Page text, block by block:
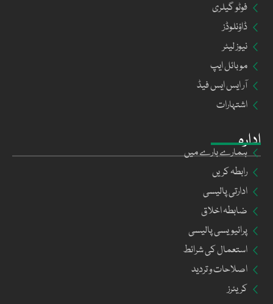
ادارہ
ہمارے بارے میں
رابطہ کریں
ادارتی پالیسی
ضابطہ اخلاق
پرائیویسی پالیسی
استعمال کی شرائط
اصلاحات و تردید
کریئرز
فوٹو گیلری
ڈاؤنلوڈز
نیوز لیٹر
موبائل ایپ
آر ایس ایس فیڈ
اشتہارات